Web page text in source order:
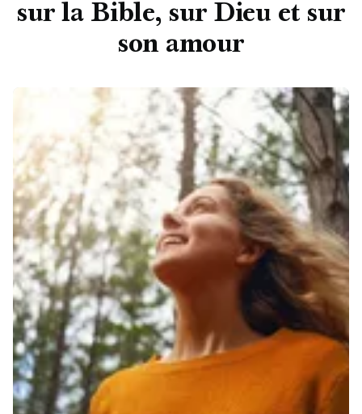
sur la Bible, sur Dieu et sur
son amour